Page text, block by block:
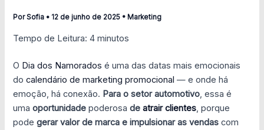
PorSofia •12 de junho de 2025 • Marketing
Tempo de Leitura:4 minutos
O Dia dos Namorados é uma das datas mais emocionais
docalendário de marketing promocional — e onde há
emoção, há conexão. Para o setor automotivo , essa é
umaoportunidadepoderosade atrair clientes , porque
podegerar valor de marca e impulsionar as vendas com